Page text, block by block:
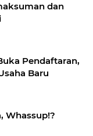
dan
Pendaftaran,
Baru
Whassup!?